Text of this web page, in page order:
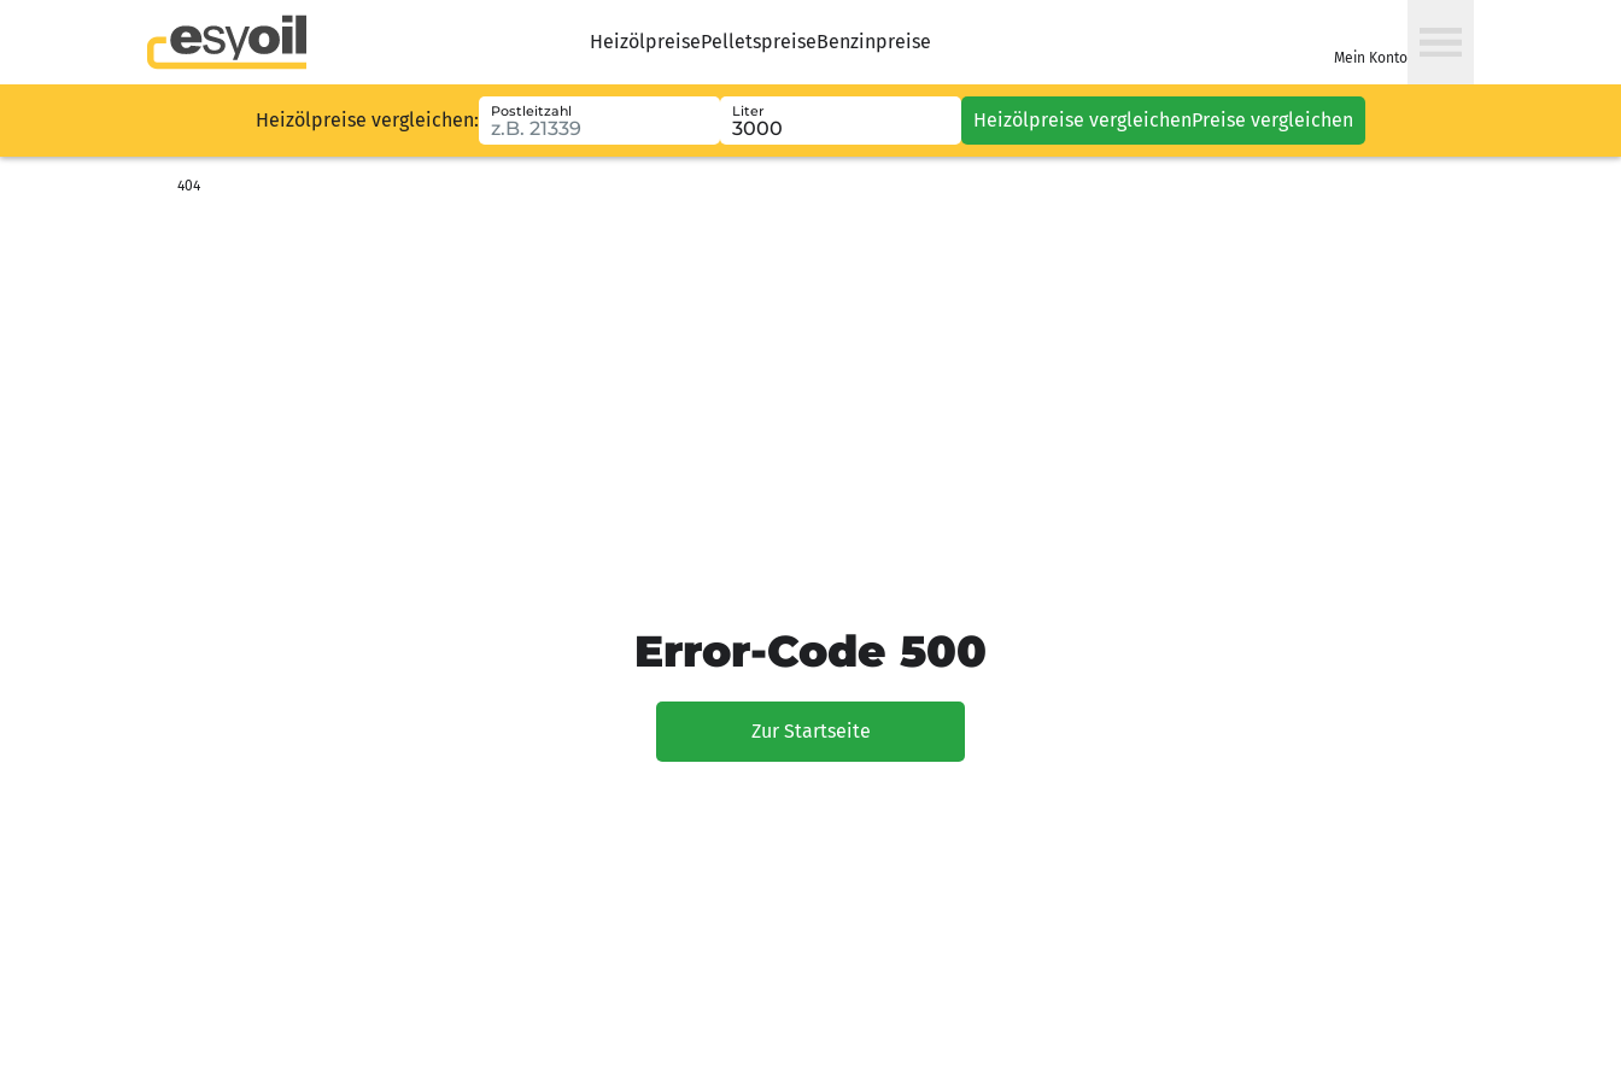
HeizölpreisePelletspreiseBenzinpreise
Mein Konto
Heizölpreise vergleichen: Postleitzahl Liter Heizölpreise vergleichenPreise vergleichen
404
Error-Code 500
Zur Startseite